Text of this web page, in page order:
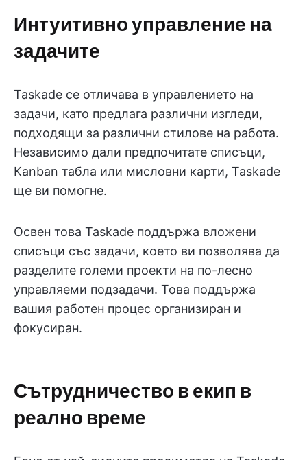
Интуитивно управление на
задачите
Taskade се отличава в управлението на
задачи, като предлага различни изгледи,
подходящи за различни стилове на работа.
Независимо дали предпочитате списъци,
Kanban табла или мисловни карти, Taskade
ще ви помогне.
Освен това Taskade поддържа вложени
списъци със задачи, което ви позволява да
разделите големи проекти на по-лесно
управляеми подзадачи. Това поддържа
вашия работен процес организиран и
фокусиран.
Сътрудничество в екип в
реално време